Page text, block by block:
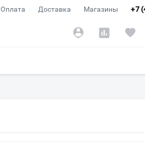
+7
Оплата Доставка Магазины